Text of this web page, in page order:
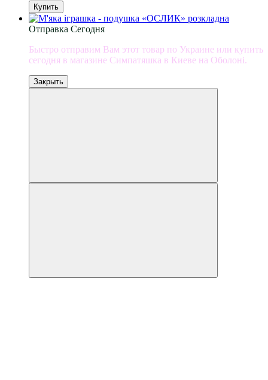
Купить
Отправка Сегодня
Быстро отправим Вам этот товар по Украине или купить
сегодня в магазине Симпатяшка в Киеве на Оболоні.
Закрыть